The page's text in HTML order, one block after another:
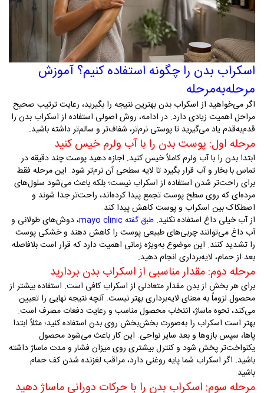
اسکراب بدن را چگونه استفاده کنیم؟ آموزش
مرحله‌به‌مرحله
اگر می‌خواهید از اسکراب بدن بهترین نتیجه را بگیرید، رعایت ترتیب صحیح
مراحل اهمیت زیادی دارد. در ادامه، روش اصولی استفاده از اسکراب بدن را
قدم‌به‌قدم یاد می‌گیرید تا پوستی نرم‌تر، شفاف‌تر و سالم‌تر داشته باشید.
مرحله اول: پوست بدن را با آب ولرم خیس کنید
ابتدا بدن را با آب ولرم کاملاً خیس کنید. اجازه دهید پوست چند دقیقه در
تماس با بخار و آب قرار بگیرد تا لایه سطحی آن نرم‌تر شود. این مرحله فقط
برای راحت‌تر شدن استفاده از اسکراب نیست؛ بلکه باعث می‌شود سلول‌های
مرده‌ای که روی سطح پوست تجمع پیدا کرده‌اند، راحت‌تر جدا شوند و
اصطکاک بین اسکراب و پوست کاهش پیدا کند.
از آب خیلی داغ استفاده نکنید. طبق گفته mayo clinic ،دوش‌های طولانی و
آب داغ می‌توانند چربی‌های طبیعی پوست را کاهش دهند و خشکی پوست
را تشدید کنند. این موضوع به‌ویژه زمانی اهمیت دارد که قرار است بلافاصله
بعد از حمام، لایه‌برداری انجام دهید.
مرحله دوم: مقدار مناسبی از اسکراب بدن بردارید
برای هر بخش از بدن مقدار متعادلی از اسکراب کافی است. استفاده بیشتر از
محصول لزوماً به معنای لایه‌برداری بهتر نیست. آنچه نتیجه نهایی را تعیین
می‌کند، نحوه ماساژ، انتخاب محصول مناسب و رعایت دفعات مصرف است.
بهتر است اسکراب را به‌صورت بخش‌بخش روی بدن استفاده کنید؛ مثلاً ابتدا
پاها، سپس بازوها و بعد سایر نواحی. این کار باعث می‌شود محصول
یکنواخت‌تر پخش شود و کنترل بیشتری روی میزان فشار و مدت ماساژ داشته
باشید. اگر اسکراب شما پایه روغنی دارد، مراقب لغزنده شدن کف حمام
باشید.
مرحله سوم: اسکراب بدن را با حرکات دورانی ماساژ دهید